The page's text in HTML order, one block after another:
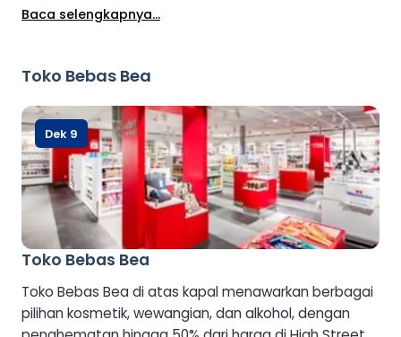
menjaga suasana tetap tenang, Lounge ini khusus
Baca selengkapnya...
Toko Bebas Bea
Toko Bebas Bea
Toko Bebas Bea di atas kapal menawarkan berbagai
pilihan kosmetik, wewangian, dan alkohol, dengan
Dek 9